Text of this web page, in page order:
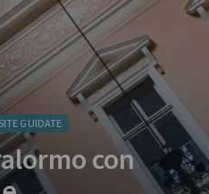
GUIDATE
con